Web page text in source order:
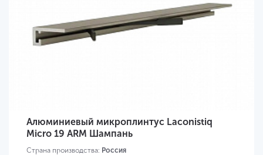
Алюминиевый микроплинтус Laconistiq
Micro 19 ARM Шампань
Страна производства: Россия